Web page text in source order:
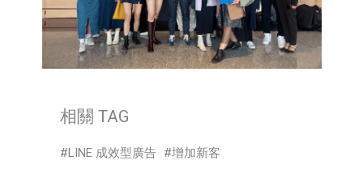
相關 TAG
LINE 成效型廣告
增加新客